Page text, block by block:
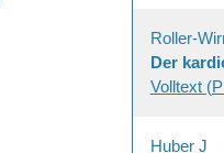
Roller-
Der
Volltext
Huber J